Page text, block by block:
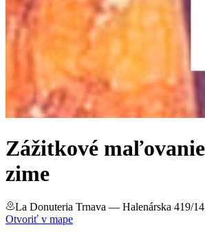
Zážitkové
zime
La Donuteria Trnava — Halenárska 419/
Otvoriť v mape